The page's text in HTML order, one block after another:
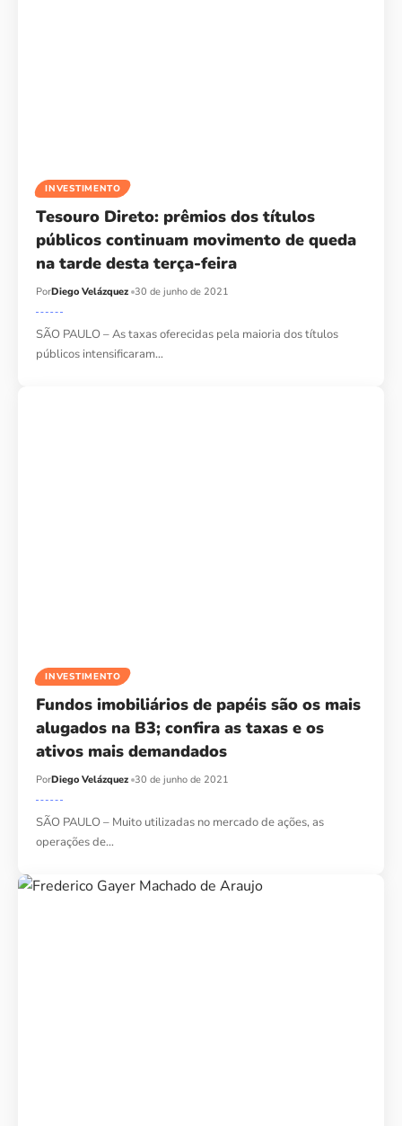
INVESTIMENTO
Tesouro Direto: prêmios dos títulos
públicos continuam movimento de queda
na tarde desta terça-feira
PorDiego Velázquez 30 de junho de 2021
SÃO PAULO – As taxas oferecidas pela maioria dos títulos
públicos intensificaram…
INVESTIMENTO
Fundos imobiliários de papéis são os mais
alugados na B3; confira as taxas e os
ativos mais demandados
PorDiego Velázquez 30 de junho de 2021
SÃO PAULO – Muito utilizadas no mercado de ações, as
operações de…